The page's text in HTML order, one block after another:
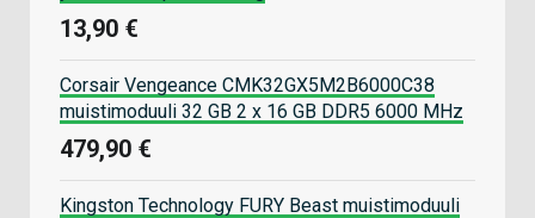
13,90 €
Corsair Vengeance CMK32GX5M2B6000C38
muistimoduuli 32 GB 2 x 16 GB DDR5 6000 MHz
479,90 €
Kingston Technology FURY Beast muistimoduuli